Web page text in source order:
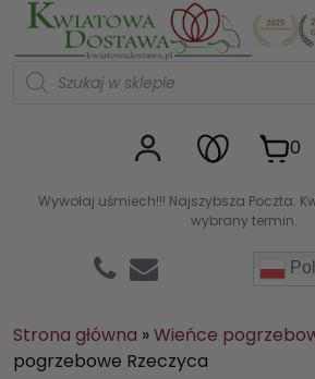
Wywołaj uśmiech!!! Najszybsza Poczta.
wybrany termin.
W
d
u
k
0
Strona główna »Wieńce
pogrzebowe Rzeczyca